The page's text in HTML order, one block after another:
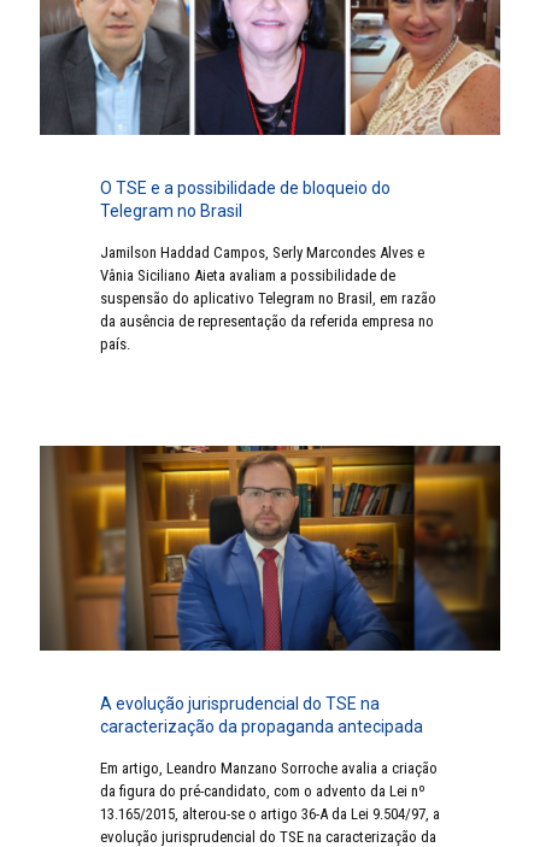
O TSE e a possibilidade de bloqueio do
Telegram no Brasil
Jamilson Haddad Campos, Serly Marcondes Alves e
Vânia Siciliano Aieta avaliam a possibilidade de
suspensão do aplicativo Telegram no Brasil, em razão
da ausência de representação da referida empresa no
país.
A evolução jurisprudencial do TSE na
caracterização da propaganda antecipada
Em artigo, Leandro Manzano Sorroche avalia a criação
da figura do pré-candidato, com o advento da Lei nº
13.165/2015, alterou-se o artigo 36-A da Lei 9.504/97, a
evolução jurisprudencial do TSE na caracterização da